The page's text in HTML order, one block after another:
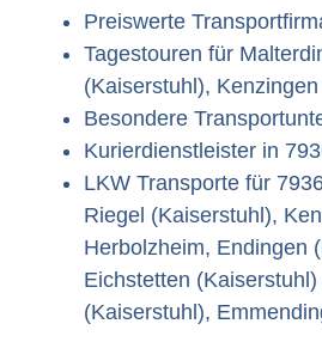
Preiswerte
Tagestouren für
(Kaiserstuhl),
Besondere
Kurierdienstleister in
LKW Transporte für
Riegel (Kaiserstuhl),
Herbolzheim, Endingen
Eichstetten
(Kaiserstuhl),